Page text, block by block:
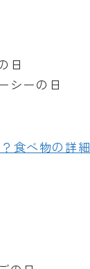
日
シーの日
食べ物の詳細